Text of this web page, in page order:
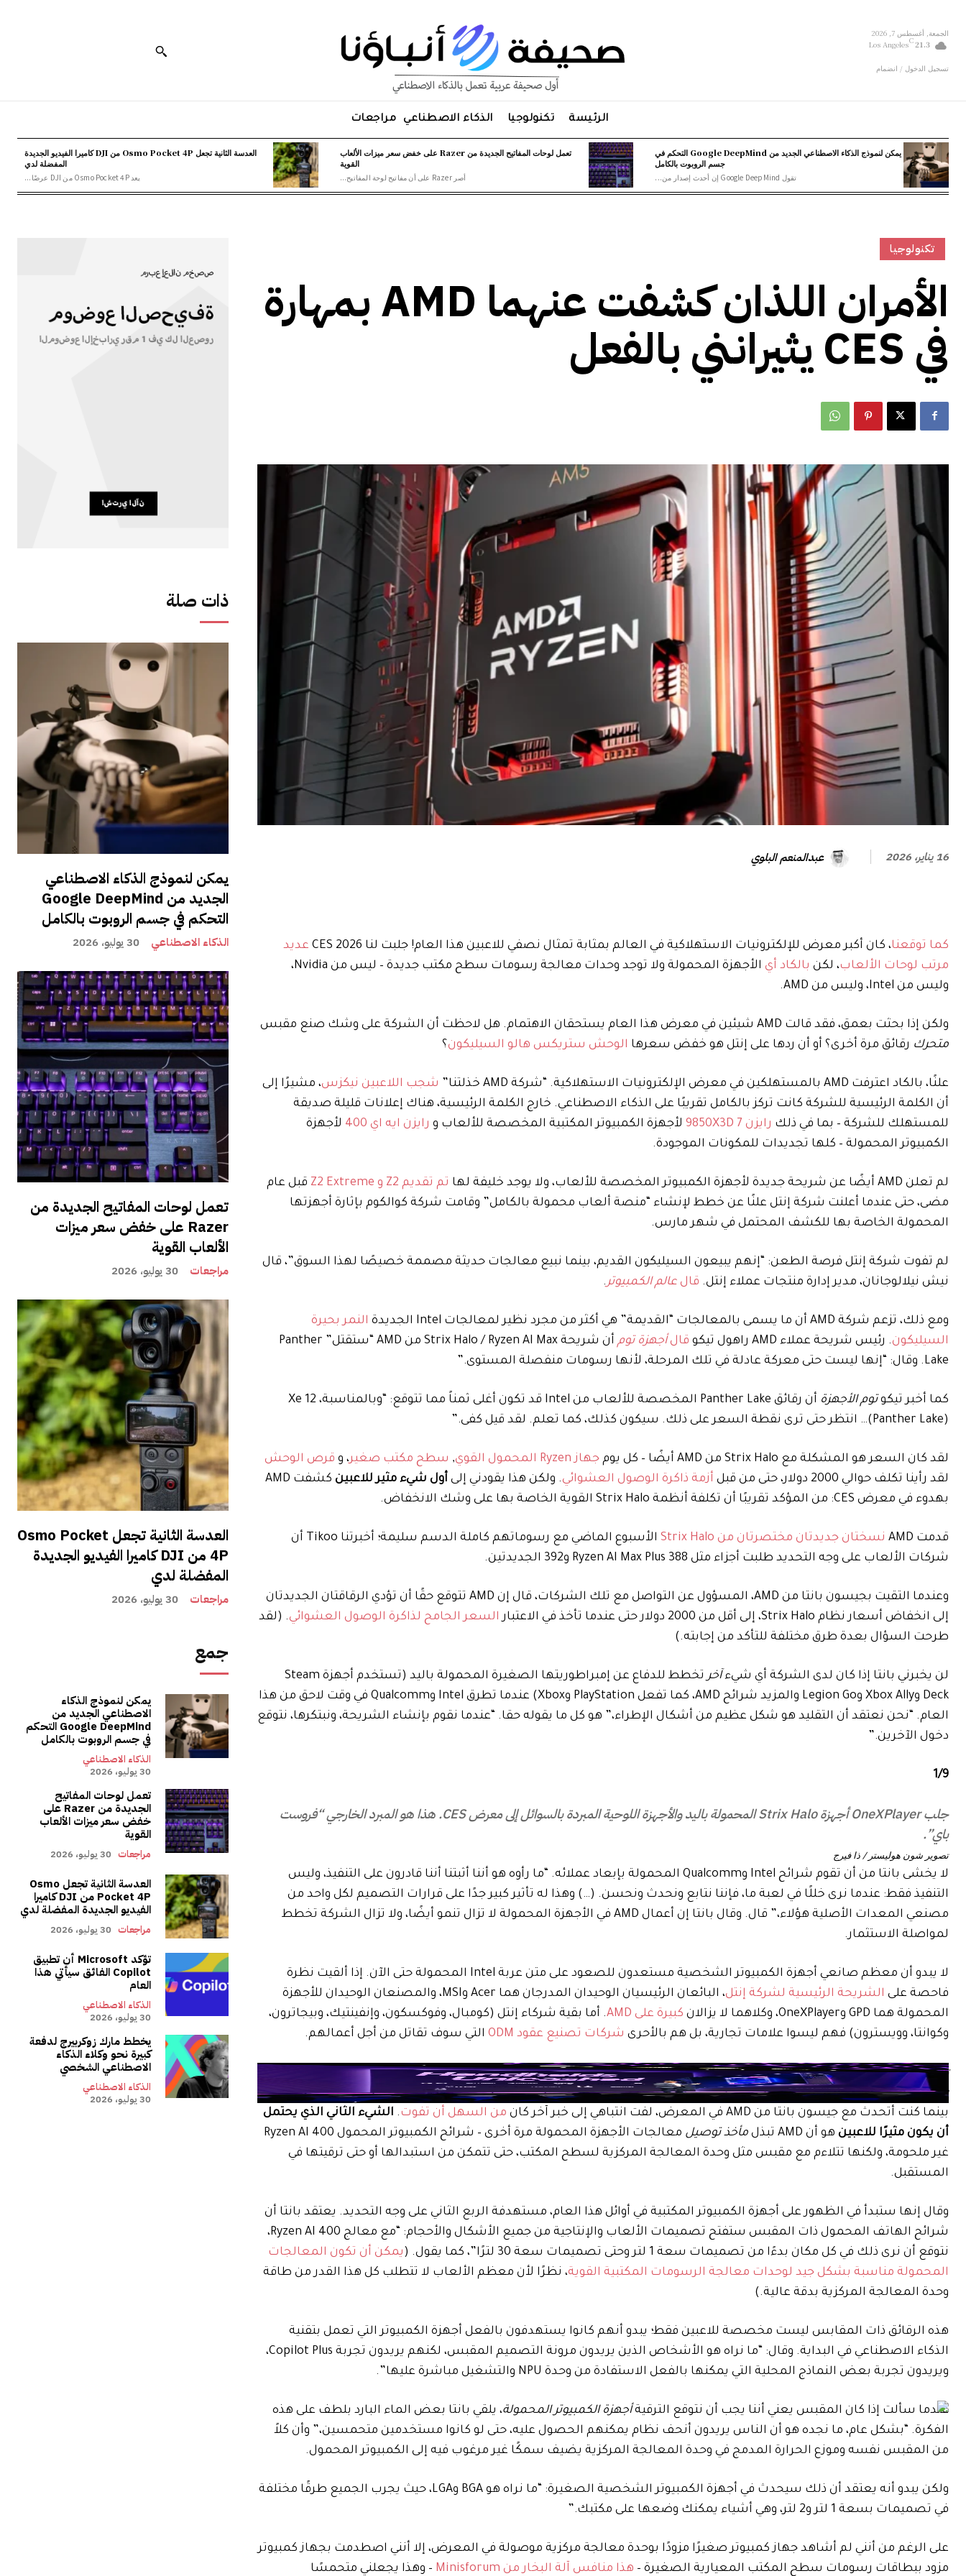
الجمعة, أغسطس 7, 2026
21.3
C
Los Angeles
تسجيل الدخول / انضمام
الرئيسة تكنولوجيا الذكاء الاصطناعي مراجعات
يمكن لنموذج الذكاء الاصطناعي الجديد من Google DeepMind التحكم في
جسم الروبوت بالكامل
تقول Google DeepMind إن أحدث إصدار من...
تعمل لوحات المفاتيح الجديدة من Razer على خفض سعر ميزات الألعاب
القوية
أصر Razer على أن مفاتيح لوحة المفاتيح...
العدسة الثانية تجعل Osmo Pocket 4P من DJI كاميرا الفيديو الجديدة
المفضلة لدي
يعد Osmo Pocket 4P من DJI عرضًا...
ذات صلة
يمكن لنموذج الذكاء الاصطناعي
الجديد من Google DeepMind
التحكم في جسم الروبوت بالكامل
الذكاء الاصطناعي 30 يوليو، 2026
تعمل لوحات المفاتيح الجديدة من
Razer على خفض سعر ميزات
الألعاب القوية
مراجعات 30 يوليو، 2026
العدسة الثانية تجعل Osmo Pocket
4P من DJI كاميرا الفيديو الجديدة
المفضلة لدي
مراجعات 30 يوليو، 2026
جمع
يمكن لنموذج الذكاء
الاصطناعي الجديد من
Google DeepMind التحكم
في جسم الروبوت بالكامل
الذكاء الاصطناعي
30 يوليو، 2026
تعمل لوحات المفاتيح
الجديدة من Razer على
خفض سعر ميزات الألعاب
القوية
مراجعات 30 يوليو، 2026
العدسة الثانية تجعل Osmo
Pocket 4P من DJI كاميرا
الفيديو الجديدة المفضلة لدي
مراجعات 30 يوليو، 2026
تؤكد Microsoft أن تطبيق
Copilot الفائق سيأتي هذا
العام
الذكاء الاصطناعي
30 يوليو، 2026
يخطط مارك زوكربيرج لدفعة
كبيرة نحو وكلاء الذكاء
الاصطناعي الشخصي
الذكاء الاصطناعي
30 يوليو، 2026
تكنولوجيا
الأمران اللذان كشفت عنهما AMD بمهارة
في CES يثيرانني بالفعل
16 يناير، 2026 عبدالمنعم البلوي
كما توقعنا، كان أكبر معرض للإلكترونيات الاستهلاكية في العالم بمثابة تمثال نصفي للاعبين هذا العام! جلبت لنا CES 2026
عديد
مرتب لوحات الألعاب، لكن بالكاد أي
الأجهزة المحمولة ولا توجد وحدات معالجة رسومات سطح مكتب جديدة – ليس من Nvidia،
وليس من Intel، وليس من AMD.
ولكن إذا بحثت بعمق، فقد قالت AMD شيئين في معرض هذا العام يستحقان الاهتمام. هل لاحظت أن الشركة على وشك صنع مقبس
متحرك رقائق مرة أخرى؟ أو أن ردها على إنتل هو خفض سعرها الوحش ستريكس هالو السيليكون ؟
علنًا، بالكاد اعترفت AMD بالمستهلكين في معرض الإلكترونيات الاستهلاكية. “شركة AMD خذلتنا” شجب اللاعبين نيكزس، مشيرًا إلى
أن الكلمة الرئيسية للشركة كانت تركز بالكامل تقريبًا على الذكاء الاصطناعي. خارج الكلمة الرئيسية، هناك إعلانات قليلة صديقة
للمستهلك للشركة – بما في ذلك رايزن 7 9850X3D لأجهزة الكمبيوتر المكتبية المخصصة للألعاب و رايزن ايه اي 400
لأجهزة
الكمبيوتر المحمولة – كلها تجديدات للمكونات الموجودة.
لم تعلن AMD أيضًا عن شريحة جديدة لأجهزة الكمبيوتر المخصصة للألعاب، ولا يوجد خليفة لها تم تقديم Z2 و Z2 Extreme
قبل عام
مضى، حتى عندما أعلنت شركة إنتل علنًا عن خطط لإنشاء “منصة ألعاب محمولة بالكامل” وقامت شركة كوالكوم بإثارة أجهزتها
المحمولة الخاصة بها للكشف المحتمل في شهر مارس.
لم تفوت شركة إنتل فرصة الطعن: “إنهم يبيعون السيليكون القديم، بينما نبيع معالجات حديثة مصممة خصيصًا لهذا السوق”، قال
نيش نيلالوجانان، مدير إدارة منتجات عملاء إنتل. قال عالم الكمبيوتر .
ومع ذلك، تزعم شركة AMD أن ما يسمى بالمعالجات “القديمة” هي أكثر من مجرد نظير لمعالجات Intel الجديدة
النمر بحيرة
السيليكون. رئيس شريحة عملاء AMD راهول تيكو قالأجهزة توم
أن شريحة Strix Halo / Ryzen AI Max من AMD “ستقتل” Panther
Lake. وقال: “إنها ليست حتى معركة عادلة في تلك المرحلة، لأنها رسومات منفصلة المستوى.”
كما أخبر تيكوتوم الأجهزة
أن رقائق Panther Lake المخصصة للألعاب من Intel قد تكون أغلى ثمناً مما تتوقع: “وبالمناسبة، 12 Xe
(Panther Lake)… انتظر حتى ترى نقطة السعر على ذلك. سيكون كذلك، كما تعلم. لقد قيل كفى.”
لقد كان السعر هو المشكلة مع Strix Halo من AMD أيضًا – كل يوم جهاز Ryzen المحمول القوي , سطح مكتب صغير، و قرص الوحش
لقد رأينا تكلف حوالي 2000 دولار، حتى من قبل
أزمة ذاكرة الوصول العشوائي. ولكن هذا يقودني إلى أول شيء مثير للاعبين
كشفت AMD
بهدوء في معرض CES: من المؤكد تقريبًا أن تكلفة أنظمة Strix Halo القوية الخاصة بها على وشك الانخفاض.
قدمت AMD نسختان جديدتان مختصرتان من Strix Halo
الأسبوع الماضي مع رسوماتهم كاملة الدسم سليمة؛ أخبرتنا Tikoo أن
شركات الألعاب على وجه التحديد طلبت أجزاء مثل Ryzen AI Max Plus 388 و392 الجديدتين.
وعندما التقيت بجيسون بانتا من AMD، المسؤول عن التواصل مع تلك الشركات، قال إن AMD تتوقع حقًا أن تؤدي الرقاقتان الجديدتان
إلى انخفاض أسعار نظام Strix Halo، إلى أقل من 2000 دولار حتى عندما تأخذ في الاعتبار
السعر الجامح لذاكرة الوصول العشوائي. (لقد
طرحت السؤال بعدة طرق مختلفة للتأكد من إجابته.)
لن يخبرني بانتا إذا كان لدى الشركة أي شيءآخر
تخطط للدفاع عن إمبراطوريتها الصغيرة المحمولة باليد (تستخدم أجهزة Steam
Deck وXbox Ally وLegion Go والمزيد شرائح AMD، كما تفعل PlayStation وXbox) عندما تطرق Intel وQualcomm في وقت لاحق من هذا
العام. “نحن نعتقد أن التقليد هو شكل عظيم من أشكال الإطراء،” هو كل ما يقوله حقا. “عندما نقوم بإنشاء الشريحة، ونبتكرها، نتوقع
دخول الآخرين.”
1/9
جلب OneXPlayer أجهزة Strix Halo المحمولة باليد والأجهزة اللوحية المبردة بالسوائل إلى معرض CES. هذا هو المبرد الخارجي “فروست
باي”.
تصوير شون هوليستر / ذا فيرج
لا يخشى بانتا من أن تقوم شرائح Intel وQualcomm المحمولة بإبعاد عملائه. “ما رأوه هو أننا أثبتنا أننا قادرون على التنفيذ، وليس
التنفيذ فقط: عندما نرى خللًا في لعبة ما، فإننا نتابع ونحدث ونحسن. (…) وهذا له تأثير كبير جدًا على قرارات التصميم لكل واحد من
مصنعي المعدات الأصلية هؤلاء،” قال. وقال بانتا إن أعمال AMD في الأجهزة المحمولة لا تزال تنمو أيضًا، ولا تزال الشركة تخطط
لمواصلة الاستثمار.
لا يبدو أن معظم صانعي أجهزة الكمبيوتر الشخصية مستعدون للصعود على متن عربة Intel المحمولة حتى الآن. إذا ألقيت نظرة
فاحصة على الشريحة الرئيسية لشركة إنتل
، البائعان الرئيسيان الوحيدان المدرجان هما Acer وMSI، والمصنعان الوحيدان للأجهزة
المحمولة هما GPD وOneXPlayer، وكلاهما لا يزالان
كبيرة على AMD
. أما بقية شركاء إنتل (كومبال، وفوكسكون، وإنفينتيك، وبيجاترون،
وكوانتا، وويسترون) فهم ليسوا علامات تجارية، بل هم بالأحرى شركات تصنيع عقود ODM التي سوف تقاتل من أجل أعمالهم.
تهيمن ODMs على قائمة شركاء Intel المحمولة.
الصورة: إنتل
بينما كنت أتحدث مع جيسون بانتا من AMD في المعرض، لفت انتباهي إلى خبر آخر كان من السهل أن تفوت. الشيء الثاني الذي يحتمل
أن يكون مثيرًا للاعبين هو أن AMD تبذل مأخذ توصيل
معالجات الأجهزة المحمولة مرة أخرى – شرائح الكمبيوتر المحمول Ryzen AI 400
غير ملحومة، ولكنها تتلاءم مع مقبس مثل وحدة المعالجة المركزية لسطح المكتب، حتى تتمكن من استبدالها أو حتى ترقيتها في
المستقبل.
وقال إنها ستبدأ في الظهور على أجهزة الكمبيوتر المكتبية في أوائل هذا العام، مستهدفة الربع الثاني على وجه التحديد. يعتقد بانتا أن
شرائح الهاتف المحمول ذات المقبس ستفتح تصميمات الألعاب والإنتاجية من جميع الأشكال والأحجام: “مع معالج Ryzen AI 400،
نتوقع أن نرى ذلك في كل مكان بدءًا من تصميمات سعة 1 لتر وحتى تصميمات سعة 30 لترًا”، كما يقول. (
يمكن أن تكون المعالجات
المحمولة مناسبة بشكل جيد لوحدات معالجة الرسومات المكتبية القوية، نظرًا لأن معظم الألعاب لا تتطلب كل هذا القدر من طاقة
وحدة المعالجة المركزية بدقة عالية.)
هذه الرقائق ذات المقابس ليست مخصصة للاعبين فقط؛ يبدو أنهم كانوا يستهدفون بالفعل أجهزة الكمبيوتر التي تعمل بتقنية
الذكاء الاصطناعي في البداية. وقال: “ما نراه هو الأشخاص الذين يريدون مرونة التصميم المقبس، لكنهم يريدون تجربة Copilot Plus،
ويريدون تجربة بعض النماذج المحلية التي يمكنها بالفعل الاستفادة من وحدة NPU والتشغيل مباشرة عليها”.
عندما سألت إذا كان المقبس يعني أننا يجب أن نتوقع الترقيةأجهزة الكمبيوتر المحمولة، يلقي بانتا بعض الماء البارد بلطف على هذه
الفكرة. “بشكل عام، ما نجده هو أن الناس يريدون أنحف نظام يمكنهم الحصول عليه، حتى لو كانوا مستخدمين متحمسين،” وأن كلاً
من المقبس نفسه وموزع الحرارة المدمج في وحدة المعالجة المركزية يضيف سمكًا غير مرغوب فيه إلى الكمبيوتر المحمول.
ولكن يبدو أنه يعتقد أن ذلك سيحدث في أجهزة الكمبيوتر الشخصية الصغيرة: “ما نراه هو BGA وLGA، حيث يجرب الجميع طرقًا مختلفة
في تصميمات بسعة 1 لتر و2 لتر، وهي أشياء يمكنك وضعها على مكتبك.”
على الرغم من أنني لم أشاهد جهاز كمبيوتر صغيرًا مزودًا بوحدة معالجة مركزية موصولة في المعرض، إلا أنني اصطدمت بجهاز كمبيوتر
مزود ببطاقات رسومات سطح المكتب المعيارية الصغيرة – هذا منافس آلة البخار من Minisforum – وهذا يجعلني متحمسًا